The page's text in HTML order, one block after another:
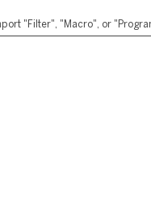
"Filter", "Macro", or